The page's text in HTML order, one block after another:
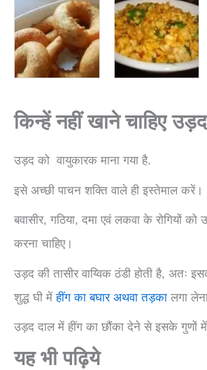
किन्हें नहीं खाने चाहिए उड़द
उड़द को वायुकारक माना गया है.
इसे अच्छी पाचन शक्ति वाले ही इस्तेमाल करें।
बवासीर, गठिया, दमा एवं लकवा के रोगियों
करना चाहिए।
उड़द की तासीर वाय्विक ठंडी होती है, अतः
शुद्ध घी मेंहींग का बघार अथवा तड़का लगा
उड़द दाल में हींग का छौंका देने से इसके गुणों में
यह भी पढ़िये